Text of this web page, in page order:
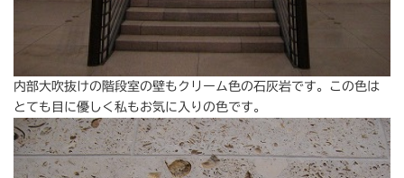
内部大吹抜けの階段室の壁もクリーム色の石灰岩です。この色は
とても目に優しく私もお気に入りの色です。